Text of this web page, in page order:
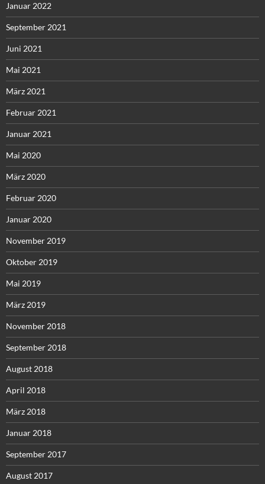
Januar 2022
September 2021
Juni 2021
Mai 2021
März 2021
Februar 2021
Januar 2021
Mai 2020
März 2020
Februar 2020
Januar 2020
November 2019
Oktober 2019
Mai 2019
März 2019
November 2018
September 2018
August 2018
April 2018
März 2018
Januar 2018
September 2017
August 2017